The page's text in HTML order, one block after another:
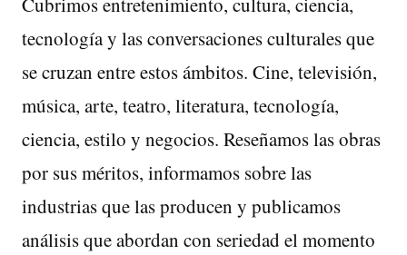
tecnología y las conversaciones culturales que
se cruzan entre estos ámbitos. Cine, televisión,
música, arte, teatro, literatura, tecnología,
ciencia, estilo y negocios. Reseñamos las obras
por sus méritos, informamos sobre las
industrias que las producen y publicamos
análisis que abordan con seriedad el momento